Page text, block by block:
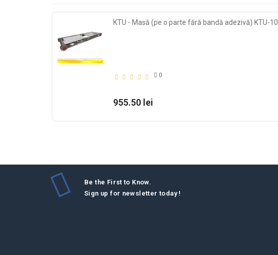
KTU - Masă (pe o parte fără bandă adezivă) KTU-10
0
955.50 lei
Be the First to Know.
Sign up for newsletter today !